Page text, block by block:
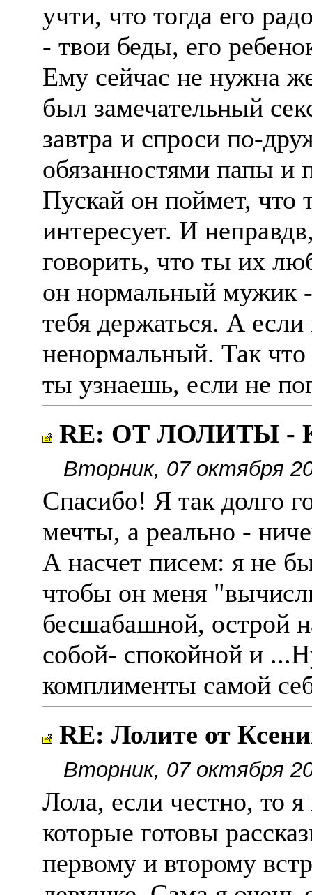
учти, что тогда его
- твои беды, его
Ему сейчас не нужна
был замечательный
завтра и спроси по-
обязанностями папы
Пускай он поймет, что
интересует. И
говорить, что ты их
он нормальный мужик
тебя держаться. А если
ненормальный. Так что
ты узнаешь, если не
RE: ОТ ЛОЛИТЫ -
Вторник, 07 октября
Спасибо! Я так долго
мечты, а реально -
А насчет писем: я не
чтобы он меня
бесшабашной, острой
собой- спокойной и
комплименты самой
RE: Лолите от
Вторник, 07 октября
Лола, если честно, то
которые готовы
первому и второму